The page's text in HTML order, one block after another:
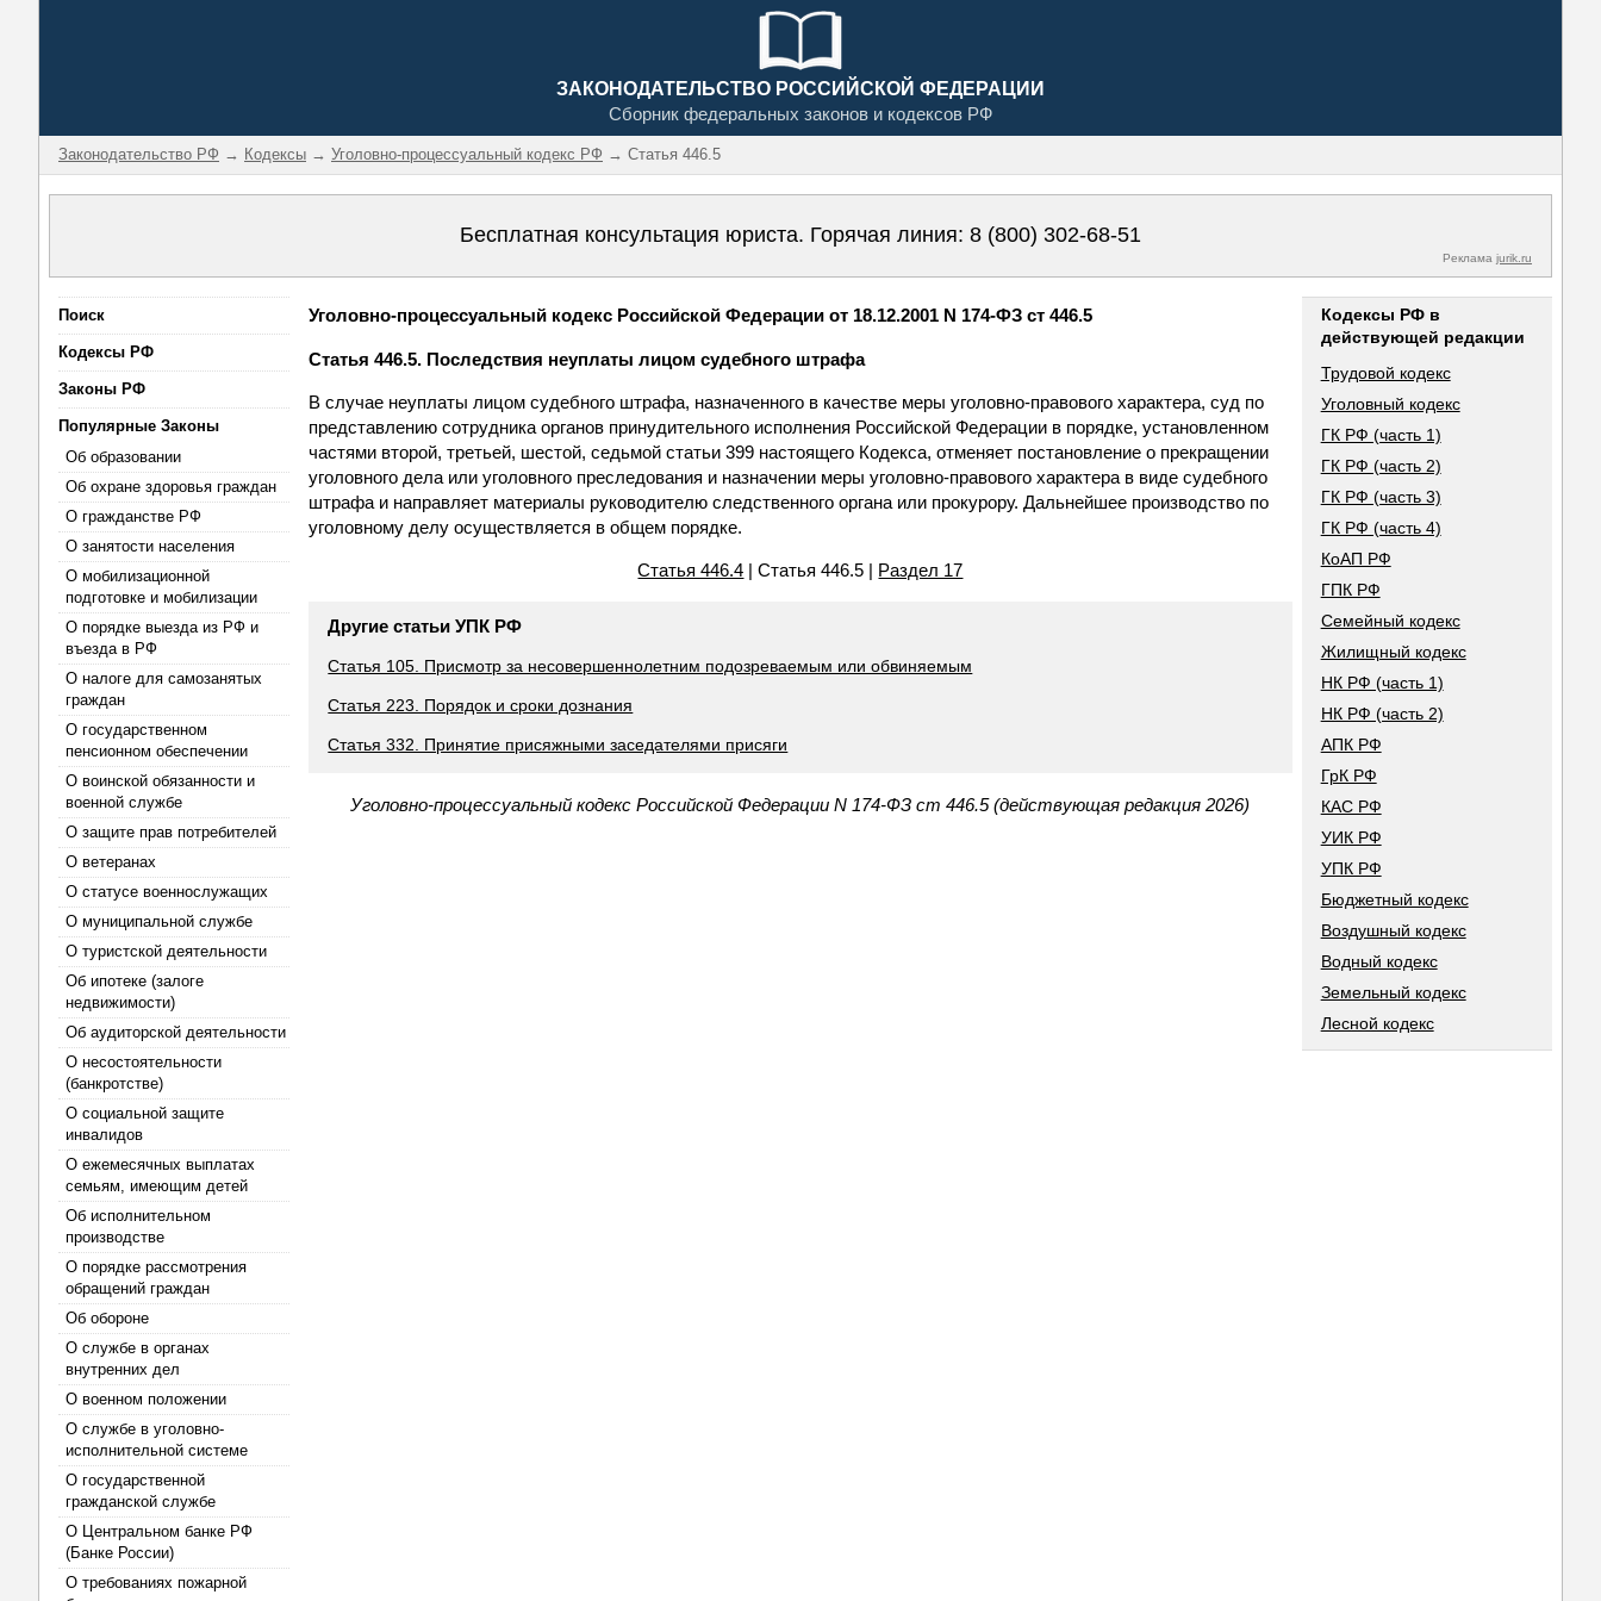
ЗАКОНОДАТЕЛЬСТВО РОССИЙСКОЙ ФЕДЕРАЦИИ
Сборник федеральных законов и кодексов РФ
Законодательство РФ → Кодексы → Уголовно-процессуальный кодекс РФ → Статья 446.5
Бесплатная консультация юриста. Горячая линия: 8 (800) 302-68-51
Реклама jurik.ru
Поиск
Кодексы РФ
Законы РФ
Популярные Законы
Об образовании
Об охране здоровья граждан
О гражданстве РФ
О занятости населения
О мобилизационной
подготовке и мобилизации
О порядке выезда из РФ и
въезда в РФ
О налоге для самозанятых
граждан
О государственном
пенсионном обеспечении
О воинской обязанности и
военной службе
О защите прав потребителей
О ветеранах
О статусе военнослужащих
О муниципальной службе
О туристской деятельности
Об ипотеке (залоге
недвижимости)
Об аудиторской деятельности
О несостоятельности
(банкротстве)
О социальной защите
инвалидов
О ежемесячных выплатах
семьям, имеющим детей
Об исполнительном
производстве
О порядке рассмотрения
обращений граждан
Об обороне
О службе в органах
внутренних дел
О военном положении
О службе в уголовно-
исполнительной системе
О государственной
гражданской службе
О Центральном банке РФ
(Банке России)
О требованиях пожарной
Уголовно-процессуальный кодекс Российской Федерации от 18.12.2001 N 174-ФЗ ст 446.5
Статья 446.5. Последствия неуплаты лицом судебного штрафа
В случае неуплаты лицом судебного штрафа, назначенного в качестве меры уголовно-правового характера, суд по
представлению сотрудника органов принудительного исполнения Российской Федерации в порядке, установленном
частями второй, третьей, шестой, седьмой статьи 399 настоящего Кодекса, отменяет постановление о прекращении
уголовного дела или уголовного преследования и назначении меры уголовно-правового характера в виде судебного
штрафа и направляет материалы руководителю следственного органа или прокурору. Дальнейшее производство по
уголовному делу осуществляется в общем порядке.
Статья 446.4 | Статья 446.5 | Раздел 17
Другие статьи УПК РФ
Статья 105. Присмотр за несовершеннолетним подозреваемым или обвиняемым
Статья 223. Порядок и сроки дознания
Статья 332. Принятие присяжными заседателями присяги
Уголовно-процессуальный кодекс Российской Федерации N 174-ФЗ ст 446.5 (действующая редакция 2026)
Кодексы РФ в
действующей редакции
Трудовой кодекс
Уголовный кодекс
ГК РФ (часть 1)
ГК РФ (часть 2)
ГК РФ (часть 3)
ГК РФ (часть 4)
КоАП РФ
ГПК РФ
Семейный кодекс
Жилищный кодекс
НК РФ (часть 1)
НК РФ (часть 2)
АПК РФ
ГрК РФ
КАС РФ
УИК РФ
УПК РФ
Бюджетный кодекс
Воздушный кодекс
Водный кодекс
Земельный кодекс
Лесной кодекс